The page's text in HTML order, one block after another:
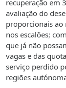
recuperação em
avaliação do
proporcionais ao
nos escalões;
que já não
vagas e das
serviço perdido
regiões